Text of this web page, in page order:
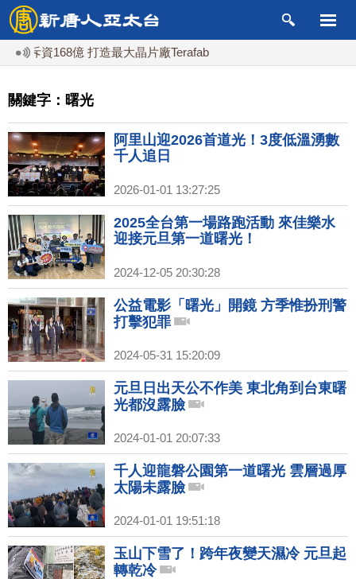
168億 打造最大晶片廠Terafab
關鍵字：曙光
阿里山迎2026首道光！3度低溫湧數
千人追日
2026-01-01 13:27:25
2025全台第一場路跑活動 來佳樂水
迎接元旦第一道曙光！
2024-12-05 20:30:28
公益電影「曙光」開鏡 方季惟扮刑警
打擊犯罪
2024-05-31 15:20:09
元旦日出天公不作美 東北角到台東曙
光都沒露臉
2024-01-01 20:07:33
千人迎龍磐公園第一道曙光 雲層過厚
太陽未露臉
2024-01-01 19:51:18
玉山下雪了！跨年夜變天濕冷 元旦起
轉乾冷